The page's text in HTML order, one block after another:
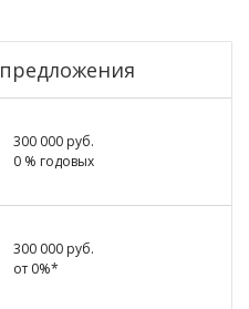
300 000 руб.
0 % годовых
300 000 руб.
от 0%*